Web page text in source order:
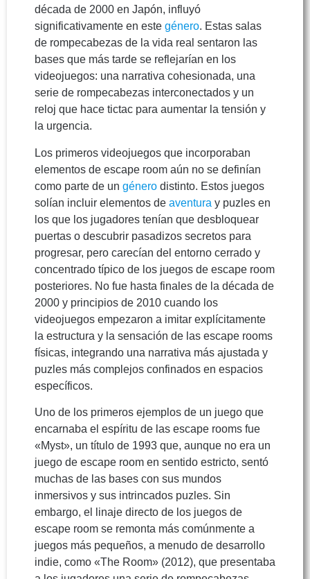
década de 2000 en Japón, influyó
significativamente en este género. Estas salas
de rompecabezas de la vida real sentaron las
bases que más tarde se reflejarían en los
videojuegos: una narrativa cohesionada, una
serie de rompecabezas interconectados y un
reloj que hace tictac para aumentar la tensión y
la urgencia.
Los primeros videojuegos que incorporaban
elementos de escape room aún no se definían
como parte de un género distinto. Estos juegos
solían incluir elementos de aventura y puzles en
los que los jugadores tenían que desbloquear
puertas o descubrir pasadizos secretos para
progresar, pero carecían del entorno cerrado y
concentrado típico de los juegos de escape room
posteriores. No fue hasta finales de la década de
2000 y principios de 2010 cuando los
videojuegos empezaron a imitar explícitamente
la estructura y la sensación de las escape rooms
físicas, integrando una narrativa más ajustada y
puzles más complejos confinados en espacios
específicos.
Uno de los primeros ejemplos de un juego que
encarnaba el espíritu de las escape rooms fue
«Myst», un título de 1993 que, aunque no era un
juego de escape room en sentido estricto, sentó
muchas de las bases con sus mundos
inmersivos y sus intrincados puzles. Sin
embargo, el linaje directo de los juegos de
escape room se remonta más comúnmente a
juegos más pequeños, a menudo de desarrollo
indie, como «The Room» (2012), que presentaba